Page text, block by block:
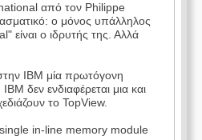
από τον Philippe
ο μόνος υπάλληλος
είναι ο ιδρυτής της. Αλλά
IBM μία πρωτόγονη
δεν ενδιαφέρεται μια και
το TopView.
single in-line memory module